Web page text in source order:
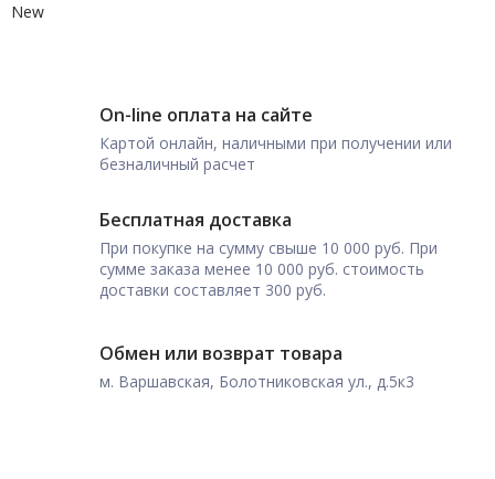
New
On-line оплата на сайте
Картой онлайн, наличными при получении или
безналичный расчет
Бесплатная доставка
При покупке на сумму свыше 10 000 руб. При
сумме заказа менее 10 000 руб. стоимость
доставки составляет 300 руб.
Обмен или возврат товара
м. Варшавская, Болотниковская ул., д.5к3